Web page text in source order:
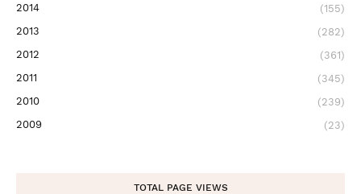
2014
(155)
2013
(282)
2012
(361)
2011
(345)
2010
(239)
2009
(23)
TOTAL PAGE VIEWS